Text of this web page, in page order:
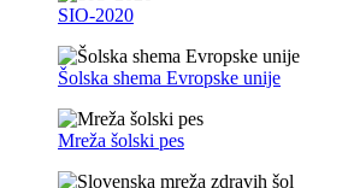
SIO-2020
Šolska shema Evropske unije
Mreža šolski pes